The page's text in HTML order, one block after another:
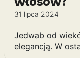
31 lipca 2024
Jedwab od
elegancją. W